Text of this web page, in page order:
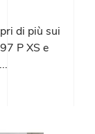
di più sui
P XS e